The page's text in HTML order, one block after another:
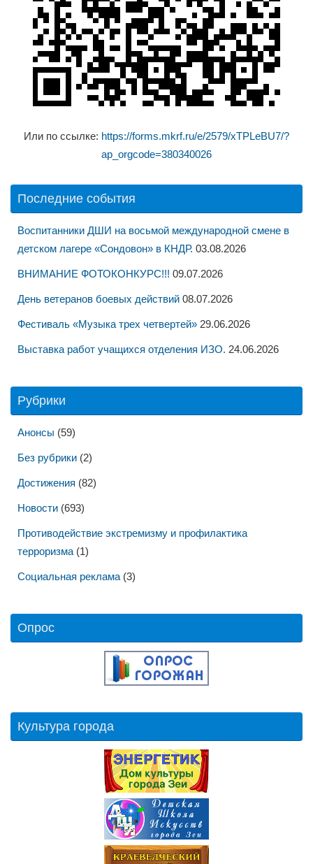
Или по ссылке: https://forms.mkrf.ru/e/2579/xTPLeBU7/?
ap_orgcode=380340026
Последние события
Воспитанники ДШИ на восьмой международной смене в
детском лагере «Сондовон» в КНДР. 03.08.2026
ВНИМАНИЕ ФОТОКОНКУРС!!! 09.07.2026
День ветеранов боевых действий 08.07.2026
Фестиваль «Музыка трех четвертей» 29.06.2026
Выставка работ учащихся отделения ИЗО. 24.06.2026
Рубрики
Анонсы (59)
Без рубрики (2)
Достижения (82)
Новости (693)
Противодействие экстремизму и профилактика
терроризма (1)
Социальная реклама (3)
Опрос
Культура города